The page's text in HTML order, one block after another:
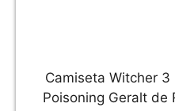
Camiseta Witcher
Poisoning Geralt de